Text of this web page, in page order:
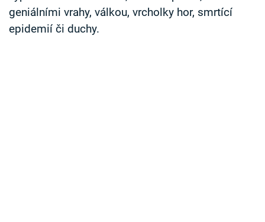
Sledujte nás
geniálními vrahy, válkou, vrcholky hor, smrtící
epidemií či duchy.